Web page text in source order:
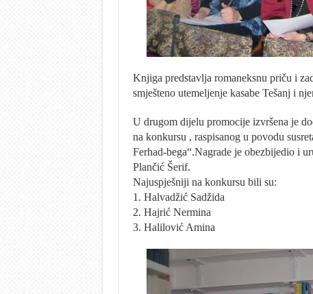
Knjiga predstavlja romaneksnu priču i
smješteno utemeljenje kasabe Tešanj i
U drugom dijelu promocije izvršena je
na konkursu , raspisanog u povodu
Ferhad-bega“.Nagrade je obezbijedio i
Plančić Šerif.
Najuspješniji na konkursu bili su:
1. Halvadžić Sadžida
2. Hajrić Nermina
3. Halilović Amina